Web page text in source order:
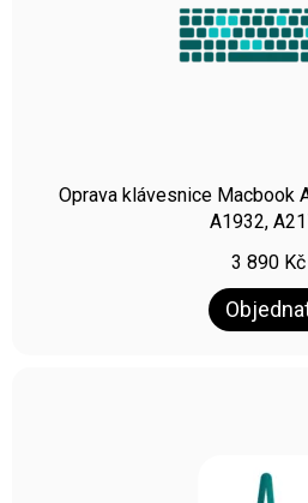
Oprava klávesnice Macbook
A1932,
3 890 Kč